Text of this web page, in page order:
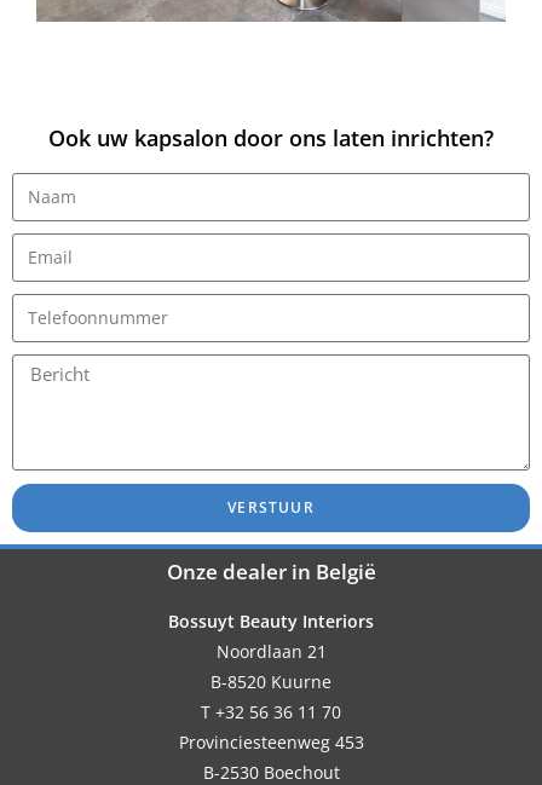
Ook uw kapsalon door ons laten inrichten?
VERSTUUR
Onze dealer in België
Bossuyt Beauty Interiors
Noordlaan 21
B-8520 Kuurne
T +32 56 36 11 70
Provinciesteenweg 453
B-2530 Boechout